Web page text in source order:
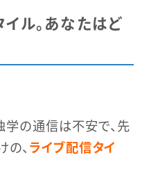
ル。あなたはど
学の通信は不安で、先
、 ライブ配信タイ